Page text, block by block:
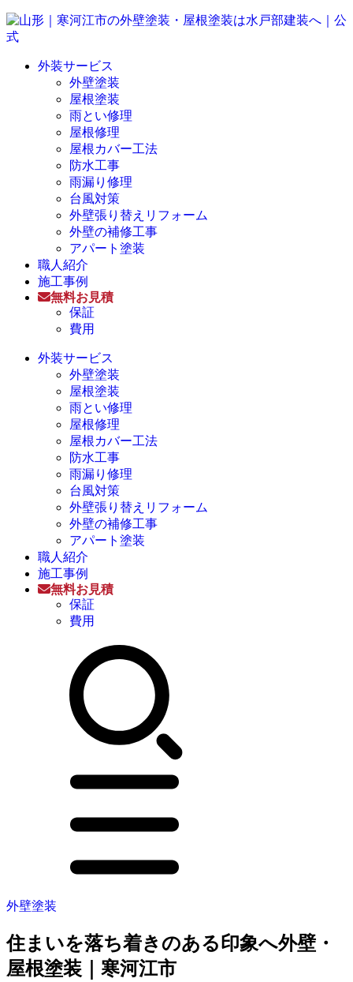
外装サービス
外壁塗装
屋根塗装
雨とい修理
屋根修理
屋根カバー工法
防水工事
雨漏り修理
台風対策
外壁張り替えリフォーム
外壁の補修工事
アパート塗装
職人紹介
施工事例
無料お見積
保証
費用
外装サービス
外壁塗装
屋根塗装
雨とい修理
屋根修理
屋根カバー工法
防水工事
雨漏り修理
台風対策
外壁張り替えリフォーム
外壁の補修工事
アパート塗装
職人紹介
施工事例
無料お見積
保証
費用
外壁塗装
住まいを落ち着きのある印象へ外壁・
屋根塗装｜寒河江市